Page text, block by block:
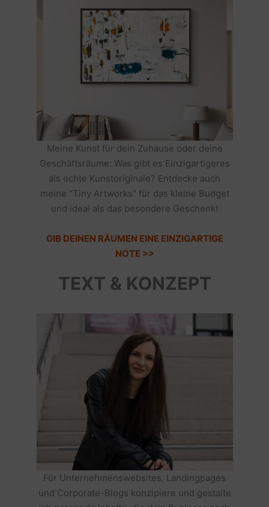
Meine Kunst für dein Zuhause oder deine
Geschäftsräume: Was gibt es Einzigartigeres
als echte Kunstoriginale? Entdecke auch
meine "Tiny Artworks" für das kleine Budget
und ideal als das besondere Geschenk!
GIB DEINEN RÄUMEN EINE EINZIGARTIGE
NOTE >>
TEXT & KONZEPT
Für Unternehmenswebsites, Landingpages
und Corporate-Blogs konzipiere und gestalte